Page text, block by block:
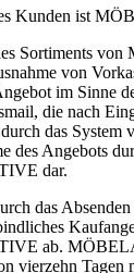
Kunden ist
Sortiments
von
im Sinne
die nach
das System
des Angebots
dar.
das
ab.
vierzehn Tagen